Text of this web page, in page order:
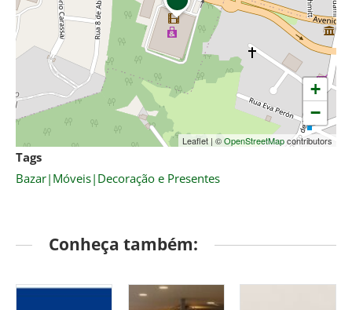
+
−
Leaflet | ©OpenStreetMapcontributors
Tags
Bazar|Móveis|Decoração e Presentes
Conheça também: